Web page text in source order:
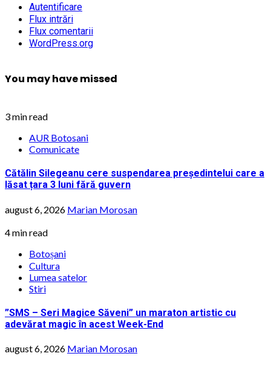
Autentificare
Flux intrări
Flux comentarii
WordPress.org
You may have missed
3 min read
AUR Botosani
Comunicate
Cătălin Silegeanu cere suspendarea președintelui care a
lăsat țara 3 luni fără guvern
august 6, 2026 Marian Morosan
4 min read
Botoșani
Cultura
Lumea satelor
Stiri
”SMS – Seri Magice Săveni” un maraton artistic cu
adevărat magic în acest Week-End
august 6, 2026 Marian Morosan